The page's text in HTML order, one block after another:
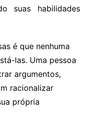
suas habilidades
é que nenhuma
las. Uma pessoa
argumentos,
racionalizar
própria